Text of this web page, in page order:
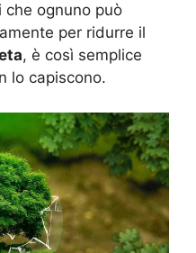
che ognuno può
per ridurre il
, è così semplice
lo capiscono.